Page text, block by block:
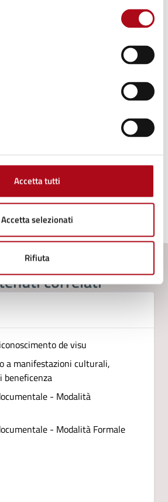
Accetta tutti
Accetta selezionati
Rifiuta
03/11/2025, 08:52
correlati
de visu
a manifestazioni culturali,
beneficenza
- Modalità
- Modalità Formale